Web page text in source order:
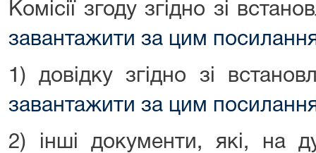
Комісії згоду згідно зі
завантажити за цим
1) довідку згідно зі
завантажити за цим
2) інші документи, які, на